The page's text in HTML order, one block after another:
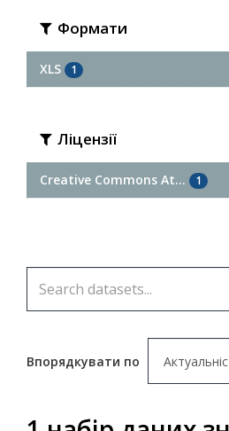
Формати
XLS 1
Ліцензії
Creative Commons At... 1
Впорядкувати по